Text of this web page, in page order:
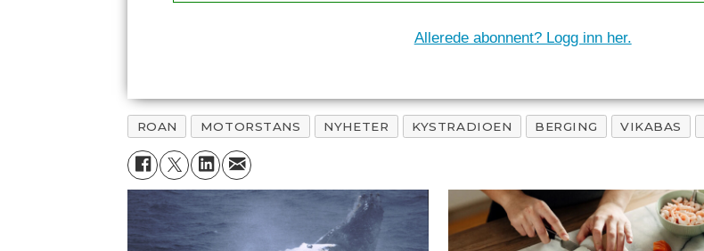
Allerede abonnent? Logg inn her.
ROAN MOTORSTANS NYHETER KYSTRADIOEN BERGING VIKABAS